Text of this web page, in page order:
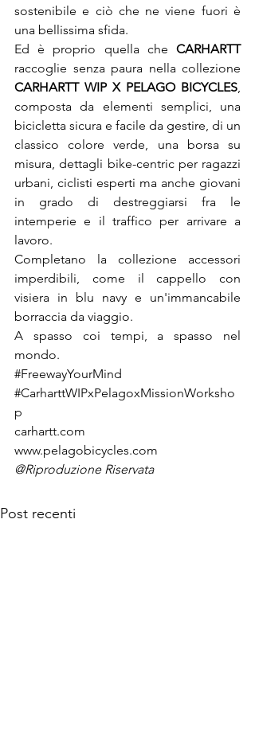
sostenibile e ciò che ne viene fuori è
una bellissima sfida.
Ed è proprio quella che CARHARTT
CARHARTT WIP X PELAGO BICYCLES,
composta da elementi semplici, una
bicicletta sicura e facile da gestire, di un
classico colore verde, una borsa su
misura, dettagli bike-centric per ragazzi
urbani, ciclisti esperti ma anche giovani
in grado di destreggiarsi fra le
intemperie e il traffico per arrivare a
lavoro.
Completano la collezione accessori
imperdibili, come il cappello con
visiera in blu navy e un'immancabile
borraccia da viaggio.
A spasso coi tempi, a spasso nel
mondo.
#FreewayYourMind
#CarharttWIPxPelagoxMissionWorksho
p
carhartt.com
www.pelagobicycles.com
@Riproduzione Riservata
Post recenti